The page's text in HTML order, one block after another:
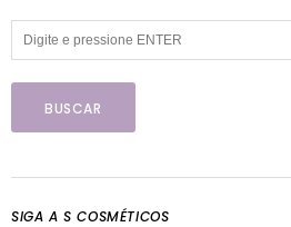
SIGA A S COSMÉTICOS